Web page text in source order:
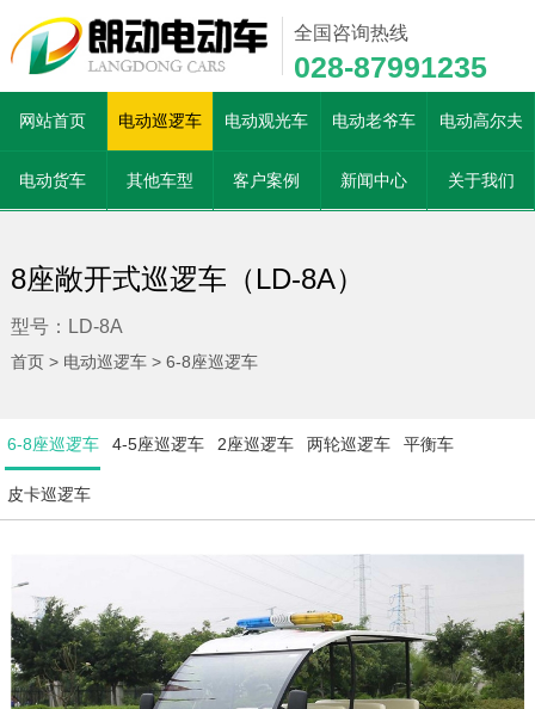
全国咨询热线
028-87991235
网站首页 电动巡逻车 电动观光车 电动老爷车 电动高尔夫
电动货车 其他车型 客户案例 新闻中心 关于我们
8座敞开式巡逻车（LD-8A）
型号：LD-8A
首页> 电动巡逻车> 6-8座巡逻车
6-8座巡逻车 4-5座巡逻车 2座巡逻车 两轮巡逻车 平衡车
皮卡巡逻车